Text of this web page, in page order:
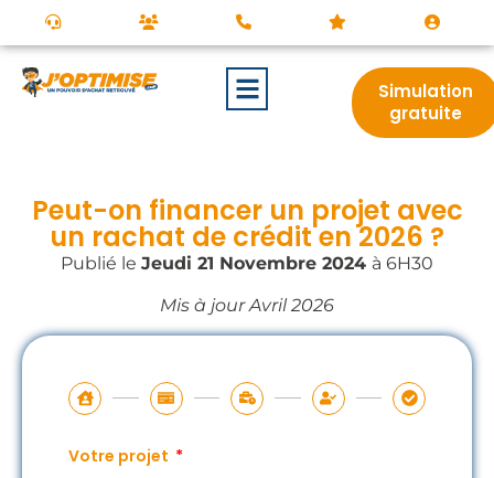
Simulation
gratuite
Peut-on financer un projet avec
un rachat de crédit en 2026 ?
Publié le Jeudi 21 Novembre 2024 à 6H30
Mis à jour Avril 2026
Votre projet